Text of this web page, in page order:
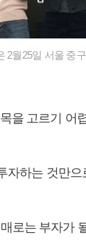
월25일 서울 중
을 고르기 어
자하는 것만
로는 부자가